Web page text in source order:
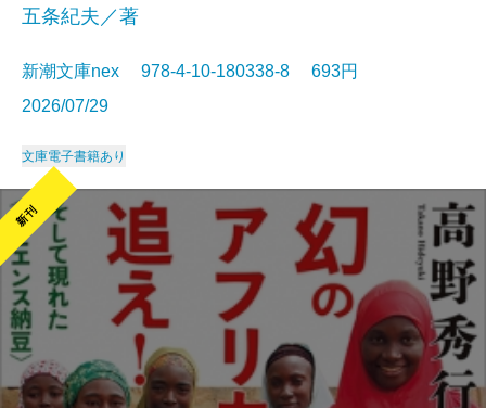
五条紀夫／著
新潮文庫nex 978-4-10-180338-8 693円
2026/07/29
文庫電子書籍あり
新刊